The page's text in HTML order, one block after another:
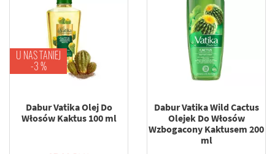
U NAS TANIEJ
-3 %
Dabur Vatika Olej Do
Włosów Kaktus 100 ml
Dabur Vatika Wild Cactus
Olejek Do Włosów
Wzbogacony Kaktusem 200
ml